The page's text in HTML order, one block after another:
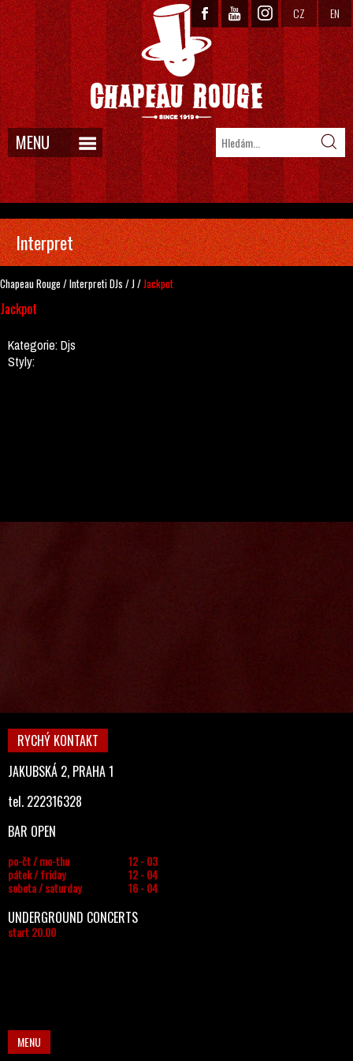
CZ EN
MENU
Interpret
Chapeau Rouge /InterpretiDJs /J/Jackpot
Jackpot
Kategorie:Djs
Styly:
RYCHÝ KONTAKT
JAKUBSKÁ 2, PRAHA 1
tel. 222316328
BAR OPEN
po-čt / mo-thu
12 - 03
pátek / friday
12 - 04
sobota / saturday
16 - 04
UNDERGROUND CONCERTS
start 20.00
MENU